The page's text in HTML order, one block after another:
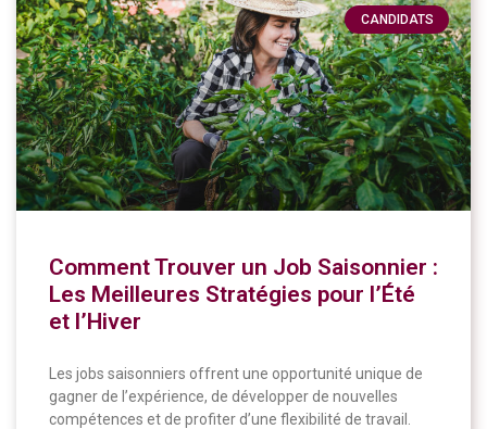
CANDIDATS
Comment Trouver un Job Saisonnier :
Les Meilleures Stratégies pour l’Été
et l’Hiver
Les jobs saisonniers offrent une opportunité unique de
gagner de l’expérience, de développer de nouvelles
compétences et de profiter d’une flexibilité de travail.